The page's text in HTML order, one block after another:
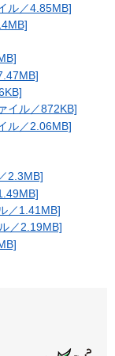
ル／4.85MB]
イル／872KB]
ル／2.06MB]
2.3MB]
／1.41MB]
／2.19MB]